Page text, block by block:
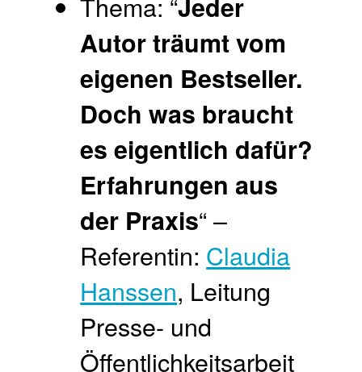
Autor träumt vom
eigenen Bestseller.
Doch was braucht
es eigentlich dafür?
Erfahrungen aus
der Praxis“ –
Referentin: Claudia
Hanssen, Leitung
Presse- und
Öffentlichkeitsarbeit